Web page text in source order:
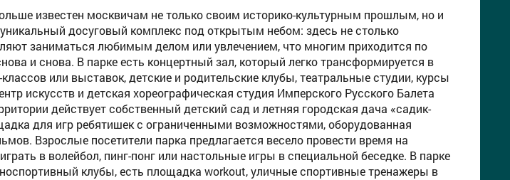
известен москвичам не только своим историко-культурным прошлым, но и
досуговый комплекс под открытым небом: здесь не столько
заниматься любимым делом или увлечением, что многим приходится по
и снова. В парке есть концертный зал, который легко трансформируется в
или выставок, детские и родительские клубы, театральные студии, курсы
искусств и детская хореографическая студия Имперского Русского Балета
действует собственный детский сад и летняя городская дача «садик-
для игр ребятишек с ограниченными возможностями, оборудованная
Взрослые посетители парка предлагается весело провести время на
в волейбол, пинг-понг или настольные игры в специальной беседке. В парке
клубы, есть площадка workout, уличные спортивные тренажеры в